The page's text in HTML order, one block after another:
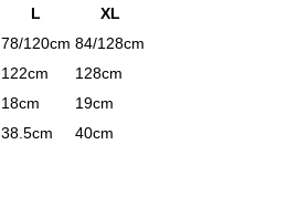
L
XL
78/120cm 84/128cm
122cm
128cm
18cm
19cm
38.5cm 40cm